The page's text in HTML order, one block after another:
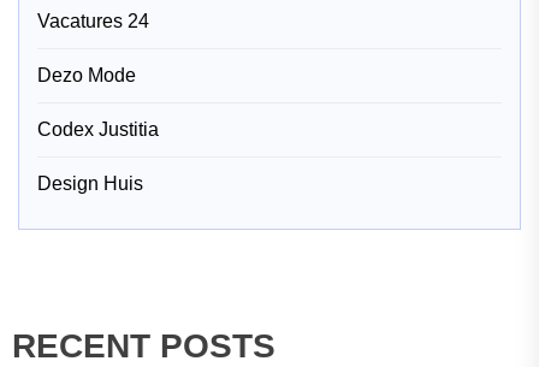
Vacatures 24
Dezo Mode
Codex Justitia
Design Huis
RECENT POSTS